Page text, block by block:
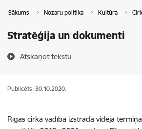
Sākums Nozaru politika Kultūra
Stratēģija un dokumenti
Atskaņot tekstu
Publicēts: 30.10.2020.
Rīgas cirka vadība izstrādā vidēja